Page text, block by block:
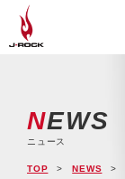
NEWS
ニュース
TOP NEWS